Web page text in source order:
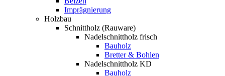
Imprägnierung
Holzbau
Schnittholz (Rauware)
Nadelschnittholz frisch
Bauholz
Bretter & Bohlen
Nadelschnittholz KD
Bauholz